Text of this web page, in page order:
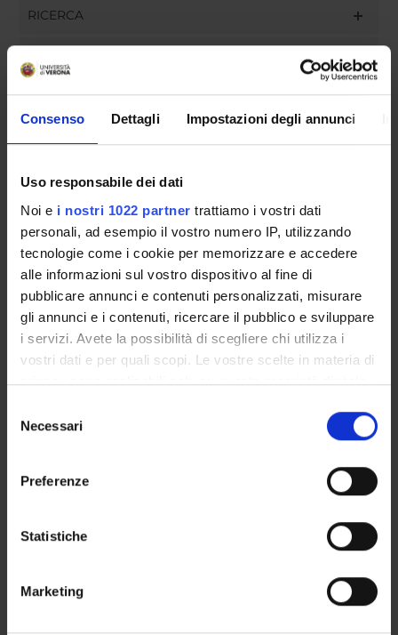
Consenso Dettagli Impostazioni degli annunci
Uso responsabile dei dati
Noi e i nostri 1022 partner trattiamo i vostri dati
personali, ad esempio il vostro numero IP, utilizzando
tecnologie come i cookie per memorizzare e accedere
alle informazioni sul vostro dispositivo al fine di
pubblicare annunci e contenuti personalizzati, misurare
gli annunci e i contenuti, ricercare il pubblico e sviluppare
i servizi. Avete la possibilità di scegliere chi utilizza i
vostri dati e per quali scopi. Le vostre scelte in materia di
privacy sono applicabili solo su questa proprietà digitale
modificare o revocare il proprio consenso in qualsiasi
momento dalla Dichiarazione sui cookie o facendo clic
raccogliere informazioni sulla tua posizione
geografica, con un'approssimazione di qualche
Identificare il tuo dispositivo, scansionandolo
delNecessari
Preferenze
Statistiche
Marketing
RICERCA
PUBBLICAZIONI
ORGANIZZAZIONE
GOVERNANCE
UFFICI E STRUTTURE DI SERVIZIO
SERVIZI DI SEGRETERIA STUDENTI
STRUTTURE DEL DIPARTIMENTO
LABORATORI
Contatti